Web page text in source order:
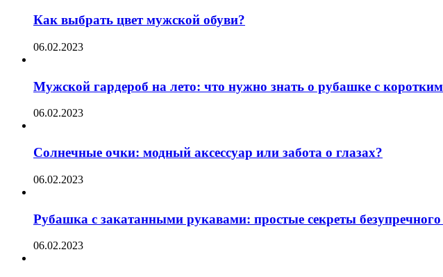
Как выбрать цвет мужской обуви?
06.02.2023
Мужской гардероб на лето: что нужно знать о рубашке с
06.02.2023
Солнечные очки: модный аксессуар или забота о глазах?
06.02.2023
Рубашка с закатанными рукавами: простые секреты безупречного
06.02.2023